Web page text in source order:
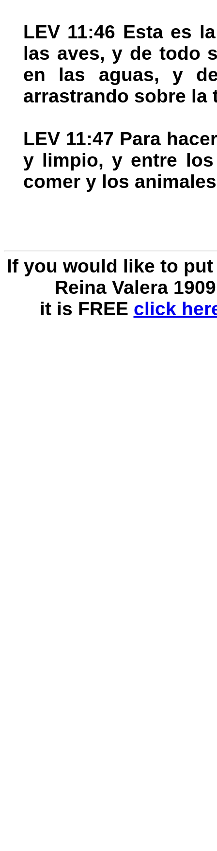
LEV 11:46 Esta es
las aves, y de todo
en las aguas, y
arrastrando sobre la
LEV 11:47 Para
y limpio, y entre
comer y los
If you would like to
Reina Valera
it is FREE click